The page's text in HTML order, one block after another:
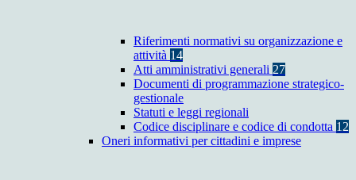
Riferimenti normativi su organizzazione e
attività 14
Atti amministrativi generali 27
Documenti di programmazione strategico-
gestionale
Statuti e leggi regionali
Codice disciplinare e codice di condotta 12
Oneri informativi per cittadini e imprese